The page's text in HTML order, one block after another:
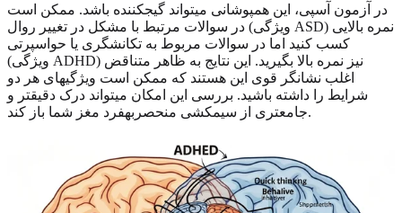
در آزمون آسپی، این همپوشانی میتواند گیجکننده باشد. ممکن است
در سوالات مرتبط با مشکل در تغییر روال (ویژگی ASD) نمره بالایی
کسب کنید اما در سوالات مربوط به تکانشگری یا حواسپرتی
(ویژگی ADHD) نیز نمره بالا بگیرید. این نتایج به ظاهر متناقض
اغلب نشانگر قوی این هستند که ممکن است ویژگیهای هر دو
شرایط را داشته باشید. بررسی این امکان میتواند درک دقیقتر و
جامعتری از سیمکشی منحصربهفرد مغز شما باز کند.